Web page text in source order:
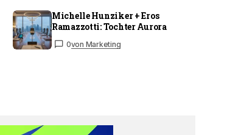
Michelle Hunziker + Eros
Ramazzotti: Tochter Aurora
0von Marketing